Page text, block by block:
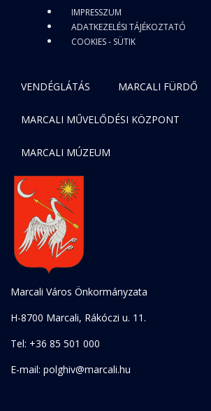
IMPRESSZUM
ADATKEZELÉSI TÁJÉKOZTATÓ
COOKIES - SÜTIK
VENDÉGLÁTÁS MARCALI FÜRDŐ
MARCALI MŰVELŐDÉSI KÖZPONT
MARCALI MÚZEUM
Marcali Város Önkormányzata
H-8700 Marcali, Rákóczi u. 11.
Tel: +36 85 501 000
E-mail: polghiv@marcali.hu